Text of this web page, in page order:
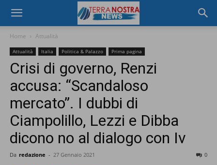
Home Attualità
Attualità Italia Politica & Palazzo Prima pagina
Crisi di governo, Renzi
accusa: “Scandaloso
mercato”. I dubbi di
Ciampolillo, Lezzi e Dibba
dicono no al dialogo con Iv
Da redazione - 27 Gennaio 2021 0